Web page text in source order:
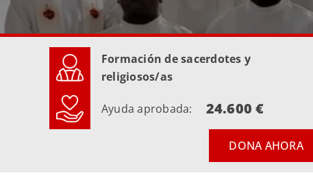
Formación de sacerdotes y
religiosos/as
Ayuda aprobada: 24.600 €
DONA AHORA